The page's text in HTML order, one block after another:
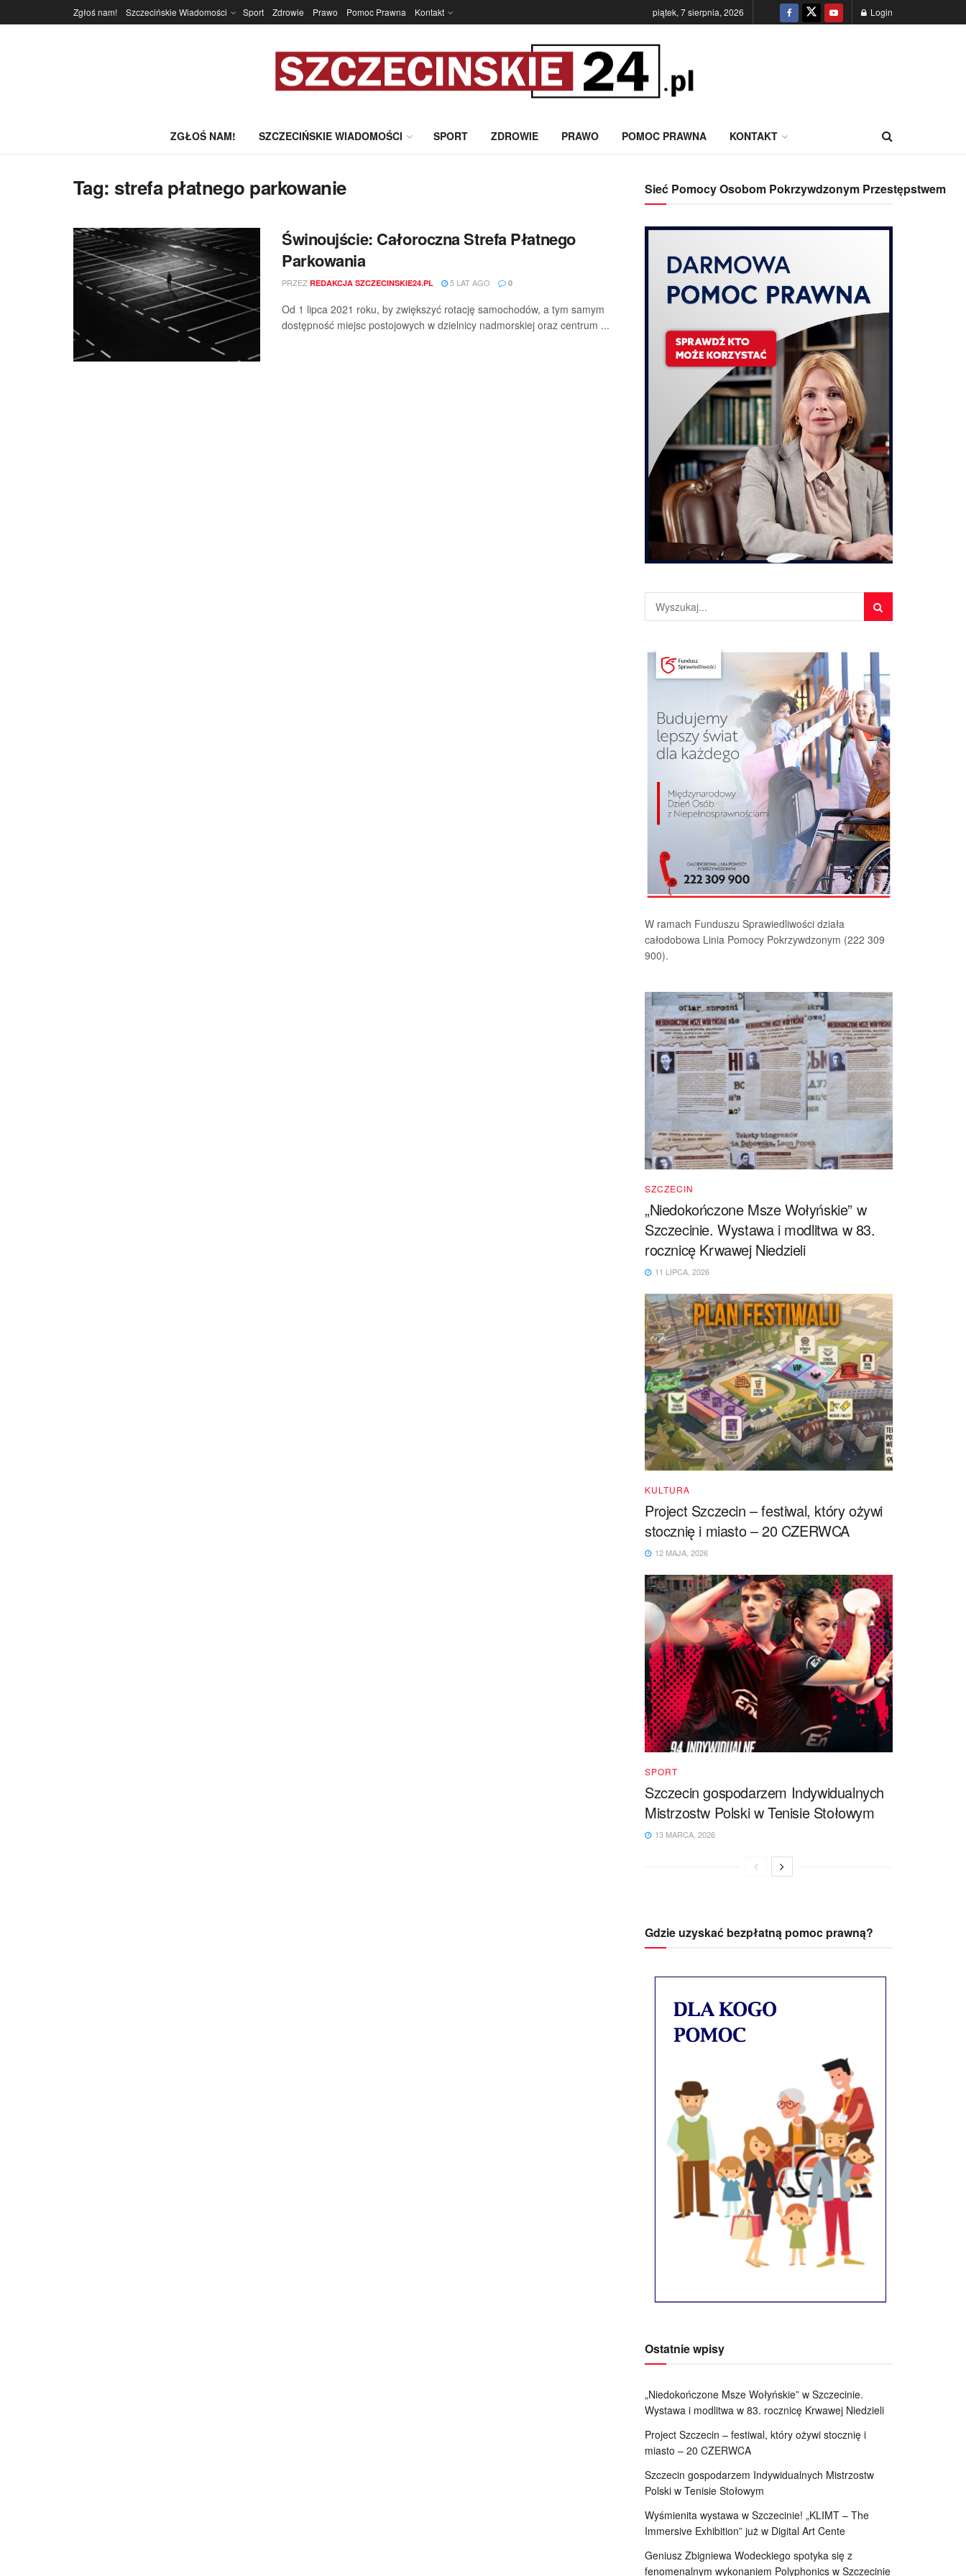
Zgłoś nam! Szczecińskie Wiadomości Sport Zdrowie Prawo Pomoc Prawna Kontakt piątek, 7 sierpnia, 2026 Login
ZGŁOŚ NAM! SZCZECIŃSKIE WIADOMOŚCI SPORT ZDROWIE PRAWO POMOC PRAWNA KONTAKT
Tag: strefa płatnego parkowanie
Świnoujście: Całoroczna Strefa Płatnego
Parkowania
PRZEZ REDAKCJA SZCZECINSKIE24.PL 5 LAT AGO 0
Od 1 lipca 2021 roku, by zwiększyć rotację samochodów, a tym samym
dostępność miejsc postojowych w dzielnicy nadmorskiej oraz centrum ...
Sieć Pomocy Osobom Pokrzywdzonym Przestępstwem
W ramach Funduszu Sprawiedliwości działa
całodobowa Linia Pomocy Pokrzywdzonym (222 309
900).
SZCZECIN
„Niedokończone Msze Wołyńskie” w
Szczecinie. Wystawa i modlitwa w 83.
rocznicę Krwawej Niedzieli
11 LIPCA, 2026
KULTURA
Project Szczecin – festiwal, który ożywi
stocznię i miasto – 20 CZERWCA
12 MAJA, 2026
SPORT
Szczecin gospodarzem Indywidualnych
Mistrzostw Polski w Tenisie Stołowym
13 MARCA, 2026
Gdzie uzyskać bezpłatną pomoc prawną?
Ostatnie wpisy
„Niedokończone Msze Wołyńskie” w Szczecinie.
Wystawa i modlitwa w 83. rocznicę Krwawej Niedzieli
Project Szczecin – festiwal, który ożywi stocznię i
miasto – 20 CZERWCA
Szczecin gospodarzem Indywidualnych Mistrzostw
Polski w Tenisie Stołowym
Wyśmienita wystawa w Szczecinie! „KLIMT – The
Immersive Exhibition” już w Digital Art Cente
Geniusz Zbigniewa Wodeckiego spotyka się z
fenomenalnym wykonaniem Polyphonics w Szczecinie